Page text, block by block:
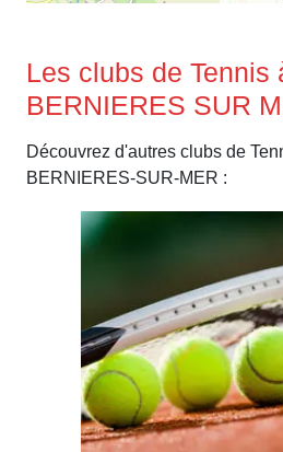
Les clubs de Tennis
BERNIERES SUR
Découvrez d'autres clubs de
BERNIERES-SUR-MER :